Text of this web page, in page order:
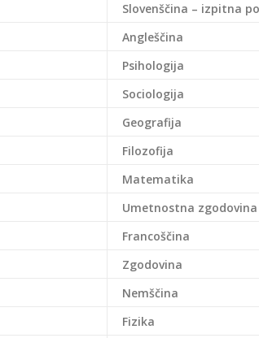
Slovenščina – izpitna
Angleščina
Psihologija
Sociologija
Geografija
Filozofija
Matematika
Umetnostna zgodovina
Francoščina
Zgodovina
Nemščina
Fizika